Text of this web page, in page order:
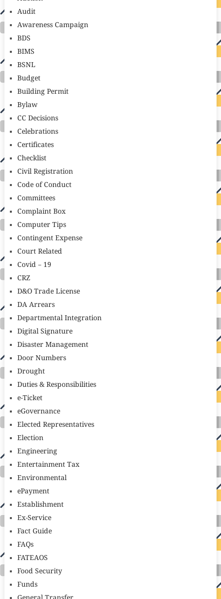
Audit
Awareness Campaign
BDS
BIMS
BSNL
Budget
Building Permit
Bylaw
CC Decisions
Celebrations
Certificates
Checklist
Civil Registration
Code of Conduct
Committees
Complaint Box
Computer Tips
Contingent Expense
Court Related
Covid – 19
CRZ
D&O Trade License
DA Arrears
Departmental Integration
Digital Signature
Disaster Management
Door Numbers
Drought
Duties & Responsibilities
e-Ticket
eGovernance
Elected Representatives
Election
Engineering
Entertainment Tax
Environmental
ePayment
Establishment
Ex-Service
Fact Guide
FAQs
FATEAOS
Food Security
Funds